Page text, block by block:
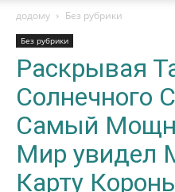
додому Без рубрики
Без рубрики
Раскрывая
Солнечного
Самый
Мир увидел
Карту